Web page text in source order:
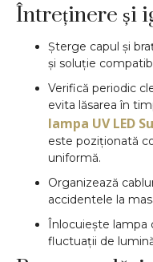
Întreținere și
Șterge capul și
și soluție
Verifică periodic
evita lăsarea în
lampa UV LED
este poziționată
uniformă.
Organizează
accidentele la
Înlocuiește lampa
fluctuații de